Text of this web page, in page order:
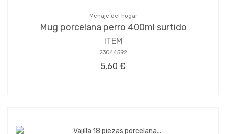
Menaje del hogar
Mug porcelana perro 400ml surtido
ITEM
23044592
5,60 €